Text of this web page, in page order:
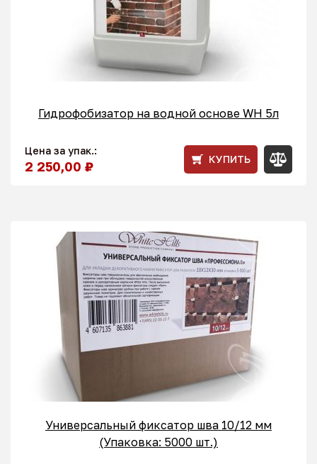
Гидрофобизатор на водной основе WH 5л
Цена за упак.:
2 250,00 ₽ КУПИТЬ
Универсальный фиксатор шва 10/12 мм
(Упаковка: 5000 шт.)